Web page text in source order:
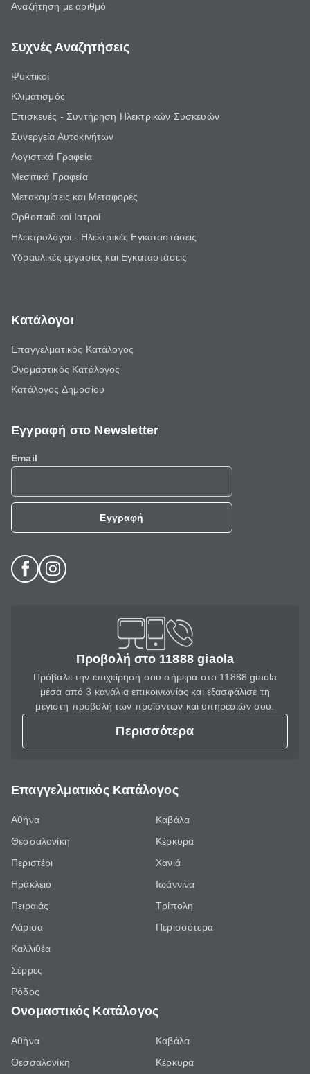
Αναζήτηση με αριθμό
Συχνές Αναζητήσεις
Ψυκτικοί
Κλιματισμός
Επισκευές - Συντήρηση Ηλεκτρικών Συσκευών
Συνεργεία Αυτοκινήτων
Λογιστικά Γραφεία
Μεσιτικά Γραφεία
Μετακομίσεις και Μεταφορές
Ορθοπαιδικοί Ιατροί
Ηλεκτρολόγοι - Ηλεκτρικές Εγκαταστάσεις
Υδραυλικές εργασίες και Εγκαταστάσεις
Κατάλογοι
Επαγγελματικός Κατάλογος
Ονομαστικός Κατάλογος
Κατάλογος Δημοσίου
Εγγραφή στο Newsletter
Email
Εγγραφή
Προβολή στο 11888 giaola
Πρόβαλε την επιχείρησή σου σήμερα στο 11888 giaola
μέσα από 3 κανάλια επικοινωνίας και εξασφάλισε τη
μέγιστη προβολή των προϊόντων και υπηρεσιών σου.
Περισσότερα
Επαγγελματικός Κατάλογος
Αθήνα
Θεσσαλονίκη
Περιστέρι
Ηράκλειο
Πειραιάς
Λάρισα
Καλλιθέα
Σέρρες
Ρόδος
Καβάλα
Κέρκυρα
Χανιά
Ιωάννινα
Τρίπολη
Περισσότερα
Ονομαστικός Κατάλογος
Αθήνα
Θεσσαλονίκη
Καβάλα
Κέρκυρα